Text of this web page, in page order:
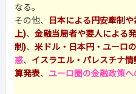
なる。
その他、
日本による円安牽制
上)、 金融当局者や要人による
制)、 米ドル・日本円・ユーロ
惑、 イスラエル・パレスチナ情
算発表、 ユーロ圏の金融政策へ